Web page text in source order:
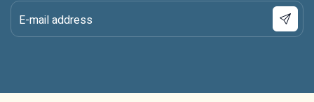
E-mail address